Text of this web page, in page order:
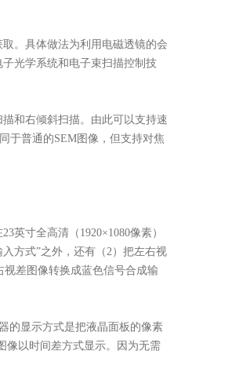
。具体做法为利用电磁透镜的会
光学系统和电子束扫描控制技
和右倾斜扫描。由此可以支持速
于普通的SEM图像，但支持对焦
英寸全高清（1920×1080像素）
方式”之外，还有（2）把左右视
视差图像转换成蓝色信号合成输
的显示方式是把液晶面板的像素
像以时间差方式显示。因为无需